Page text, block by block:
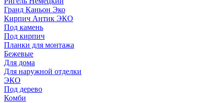
Гранд Каньон Эко
Кирпич Антик ЭКО
Под камень
Под кирпич
Планки для монтажа
Бежевые
Для дома
Для наружной отделки
ЭКO
Под дерево
Комби